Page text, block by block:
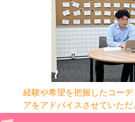
経験や希望を把握したコー
アをアドバイスさせていただ